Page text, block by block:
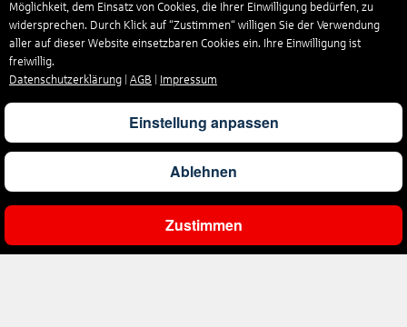
Ergebnisse filtern
Möglichkeit, dem Einsatz von Cookies, die Ihrer Einwilligung bedürfen, zu
widersprechen. Durch Klick auf “Zustimmen“ willigen Sie der Verwendung
aller auf dieser Website einsetzbaren Cookies ein. Ihre Einwilligung ist
freiwillig.
Datenschutzerklärung
AGB Impressum
Einstellung anpassen
Ablehnen
Zustimmen